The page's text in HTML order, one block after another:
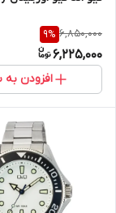
6,850,000
9%
6,225,000
افزودن